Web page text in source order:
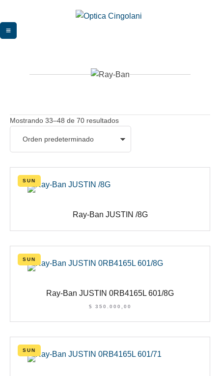
Mostrando 33–48 de 70 resultados
SUN
Ray-Ban JUSTIN /8G
SUN
Ray-Ban JUSTIN 0RB4165L 601/8G
$ 350.000,00
SUN